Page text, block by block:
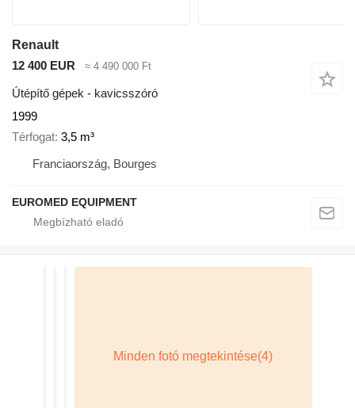
Renault
12 400 EUR
≈ 4 490 000 Ft
Útépítő gépek - kavicsszóró
1999
Térfogat 3,5 m³
Franciaország, Bourges
EUROMED EQUIPMENT